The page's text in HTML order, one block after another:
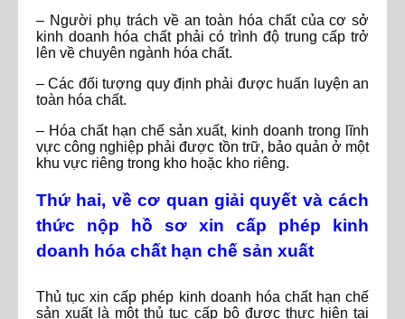
– Người phụ trách về an toàn hóa chất của cơ sở
kinh doanh hóa chất phải có trình độ trung cấp trở
lên về chuyên ngành hóa chất.
– Các đối tượng quy định phải được huấn luyện an
toàn hóa chất.
– Hóa chất hạn chế sản xuất, kinh doanh trong lĩnh
vực công nghiệp phải được tồn trữ, bảo quản ở một
khu vực riêng trong kho hoặc kho riêng.
Thứ hai, về cơ quan giải quyết và cách
thức nộp hồ sơ xin cấp phép kinh
doanh hóa chất hạn chế sản xuất
Thủ tục xin cấp phép kinh doanh hóa chất hạn chế
sản xuất là một thủ tục cấp bộ được thực hiện tại